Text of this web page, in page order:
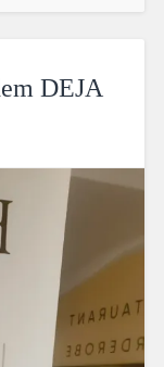
DEJA